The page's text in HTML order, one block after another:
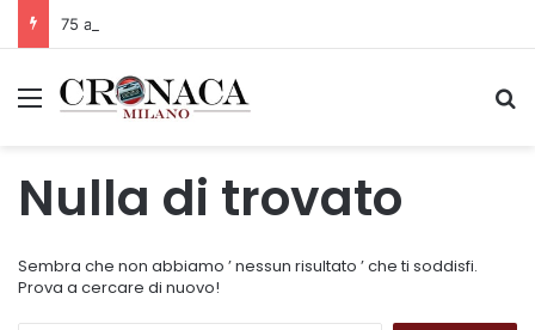
Menu
Nulla di trovato
Sembra che non abbiamo ’ nessun risultato ’ che ti soddisfi.
Prova a cercare di nuovo!